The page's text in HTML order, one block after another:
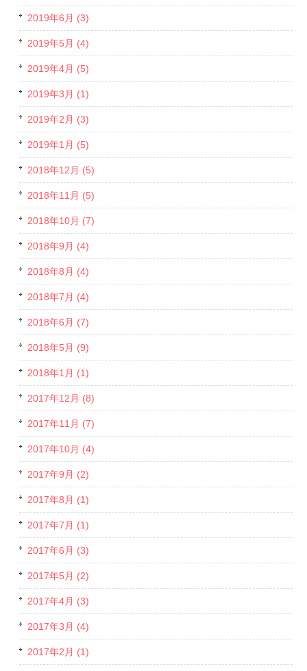
2019年6月 (3)
2019年5月 (4)
2019年4月 (5)
2019年3月 (1)
2019年2月 (3)
2019年1月 (5)
2018年12月 (5)
2018年11月 (5)
2018年10月 (7)
2018年9月 (4)
2018年8月 (4)
2018年7月 (4)
2018年6月 (7)
2018年5月 (9)
2018年1月 (1)
2017年12月 (8)
2017年11月 (7)
2017年10月 (4)
2017年9月 (2)
2017年8月 (1)
2017年7月 (1)
2017年6月 (3)
2017年5月 (2)
2017年4月 (3)
2017年3月 (4)
2017年2月 (1)